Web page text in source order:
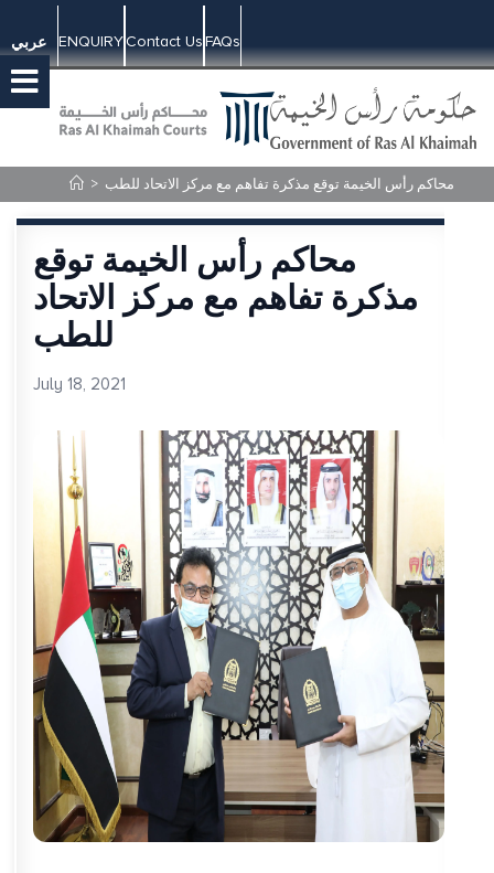
عربي ENQUIRYContact UsFAQs
> محاكم رأس الخيمة توقع مذكرة تفاهم مع مركز الاتحاد للطب
محاكم رأس الخيمة توقع
مذكرة تفاهم مع مركز الاتحاد
للطب
July 18, 2021